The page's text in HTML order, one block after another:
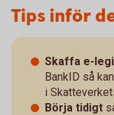
Tips inför
Skaffa e-
BankID så
i
Börja tidigt